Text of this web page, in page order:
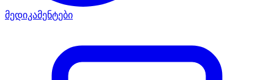
მედიკამენტები